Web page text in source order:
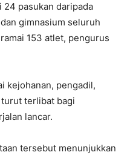
24 pasukan daripada
gimnasium seluruh
153 atlet, pengurus
kejohanan, pengadil,
terlibat bagi
lancar.
tersebut menunjukkan